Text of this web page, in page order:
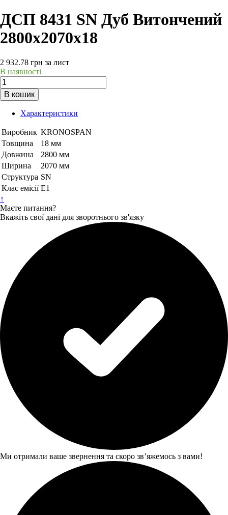
ДСП 8431 SN Дуб Витончений
2800х2070х18
2 932.78 грн за лист
В наявності
В кошик
Характеристики
Виробник KRONOSPAN
Товщина
18 мм
Довжина
2800 мм
Ширина
2070 мм
Структура SN
Клас емісії Е1
↑
Маєте питання?
Вкажіть свої дані для зворотнього зв'язку
Ми отримали ваше звернення та скоро звʼяжемось з вами!